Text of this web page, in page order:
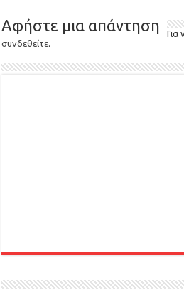
Αφήστε μια απάντηση
Για
συνδεθείτε.